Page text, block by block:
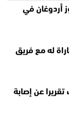
أردوغان في
له مع فريق
عن إصابة